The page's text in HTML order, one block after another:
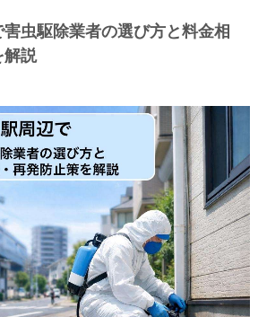
虫駆除業者の選び方と料金相
説